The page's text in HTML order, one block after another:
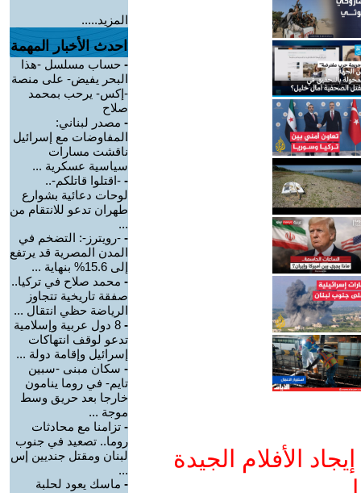
الأفلام الجيدة
المزيد.....
احدث الأخبار المهمة
- حساب مسلسل -هذا
البحر يفيض- على منصة
-إكس- يرحب بمحمد
صلاح
- مصدر لبناني:
المفاوضات مع إسرائيل
ناقشت مسارات
سياسية عسكرية ...
- -اقتلوا قاتلكم-..
لوحات دعائية بشوارع
طهران تدعو للانتقام من
...
- -رويترز-: التضخم في
المدن المصرية قد يرتفع
إلى 15.6% بنهاية ...
- محمد صلاح في تركيا..
صفقة تاريخية تتجاوز
الرياضة حظي انتقال ...
-
8 دول عربية وإسلامية
تدعو لوقف انتهاكات
إسرائيل وإقامة دولة ...
- سكان مبنى -سبين
تايم- في روما ينامون
خارجا بعد حريق وسط
موجة ...
- تزامنا مع محادثات
روما.. تصعيد في جنوب
لبنان ومقتل جنديين إس
...
- ماسك يعود لحلبة